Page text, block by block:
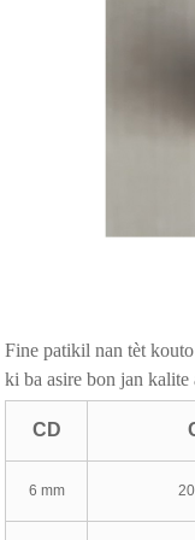
Fine patikil nan tèt
ki ba asire bon jan kalite
CD
6 mm